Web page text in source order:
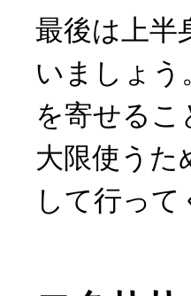
最後は上半
いましょう
を寄せる
大限使うた
して行って